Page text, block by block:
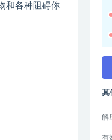
和各种阻碍你
其
解
有